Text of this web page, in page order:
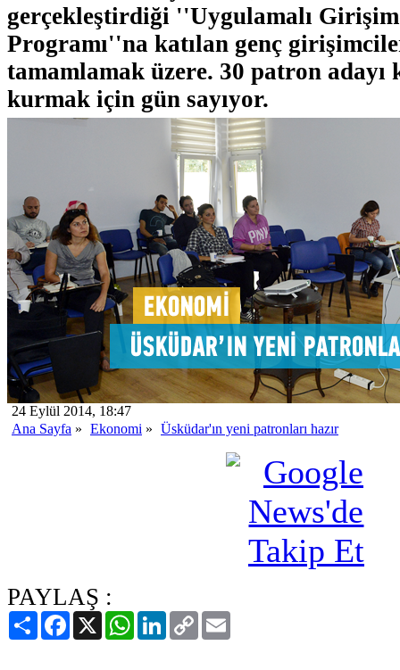
gerçekleştirdiği ''Uygulamalı
Programı''na katılan genç
tamamlamak üzere. 30 patron
kurmak için gün sayıyor.
24 Eylül 2014, 18:47
Ana Sayfa » Ekonomi » Üsküdar'ın yeni patronları hazır
PAYLAŞ :
PaylaşFacebook
X WhatsAppLinkedIn
Copy
Link